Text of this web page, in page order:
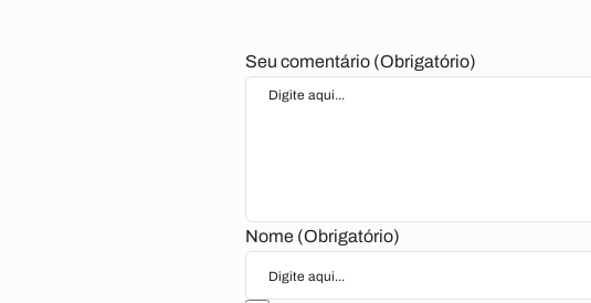
Seu comentário (Obrigatório)
Nome (Obrigatório)